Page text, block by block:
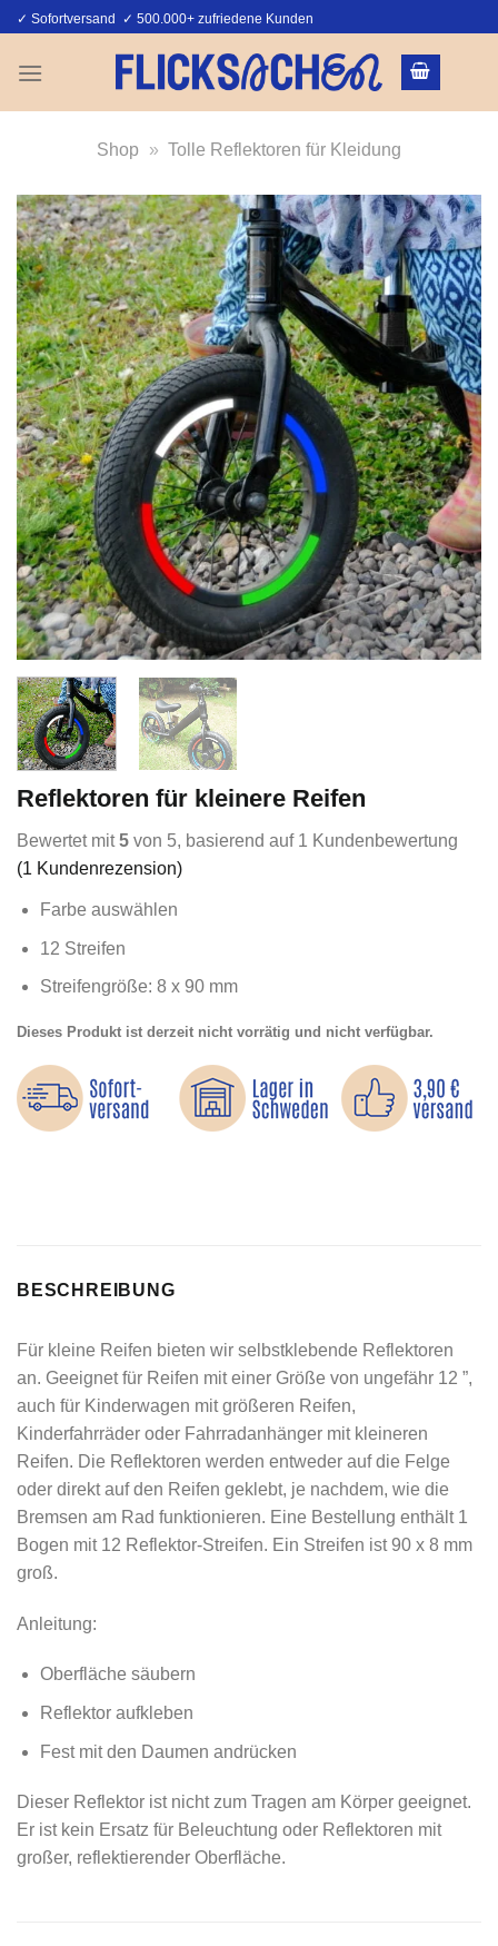
Zum
springen
✓ Sofortversand ✓ 500.000+ zufriedene Kunden
Shop » Tolle Reflektoren für Kleidung
Reflektoren für kleinere Reifen
Bewertet mit5 von 5, basierend auf 1 Kundenbewertung
(1 Kundenrezension)
Farbe auswählen
12 Streifen
Streifengröße: 8 x 90 mm
Dieses Produkt ist derzeit nicht vorrätig und nicht verfügbar.
BESCHREIBUNG
Für kleine Reifen bieten wir selbstklebende Reflektoren
an. Geeignet für Reifen mit einer Größe von ungefähr 12 ”,
auch für Kinderwagen mit größeren Reifen,
Kinderfahrräder oder Fahrradanhänger mit kleineren
Reifen. Die Reflektoren werden entweder auf die Felge
oder direkt auf den Reifen geklebt, je nachdem, wie die
Bremsen am Rad funktionieren. Eine Bestellung enthält 1
Bogen mit 12 Reflektor-Streifen. Ein Streifen ist 90 x 8 mm
groß.
Anleitung:
Oberfläche säubern
Reflektor aufkleben
Fest mit den Daumen andrücken
Dieser Reflektor ist nicht zum Tragen am Körper geeignet.
Er ist kein Ersatz für Beleuchtung oder Reflektoren mit
großer, reflektierender Oberfläche.